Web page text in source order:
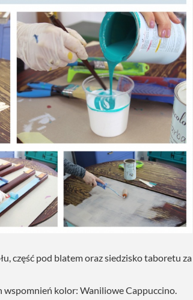
część pod blatem oraz siedzisko taboretu za
wspomnień kolor: Waniliowe Cappuccino.